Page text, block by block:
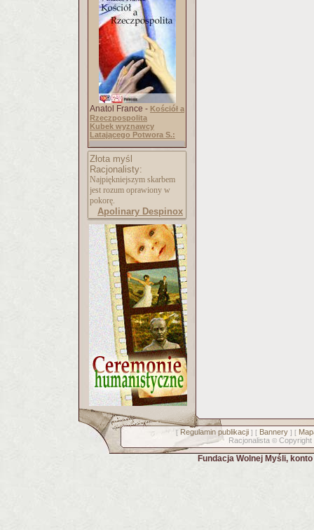
Anatol France - Kościół a
Rzeczpospolita
Kubek wyznawcy
Latającego Potwora S.:
Złota myśl
Racjonalisty:
Najpiękniejszym skarbem
jest rozum oprawiony w
pokorę.
Apolinary Despinox
[ Regulamin publikacji] [ Bannery] [
Racjonalista © Copyright
Fundacja Wolnej Myśli,